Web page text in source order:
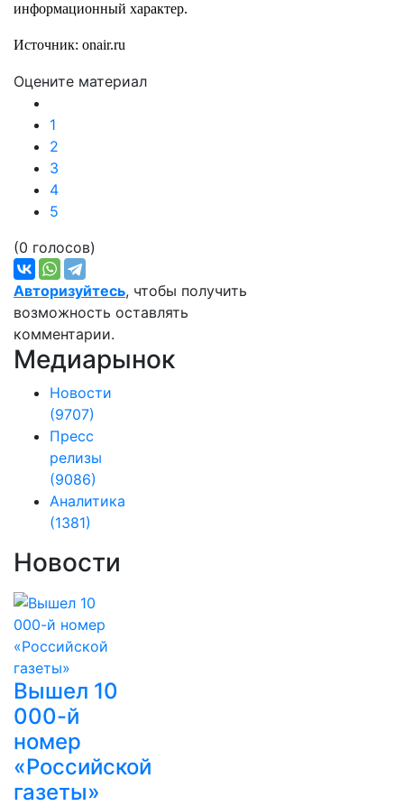
информационный характер.
Источник: onair.ru
Оцените материал
1
2
3
4
5
(0 голосов)
Авторизуйтесь, чтобы получить
возможность оставлять
комментарии.
Медиарынок
Новости
(9707)
Пресс
релизы
(9086)
Аналитика
(1381)
Новости
Вышел 10
000-й
номер
«Российской
газеты»